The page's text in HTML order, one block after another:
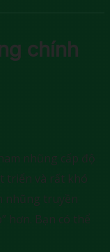
chính
nhũng cấp độ
triển và rất khó
nhũng truyền
hơn. Bạn có thể